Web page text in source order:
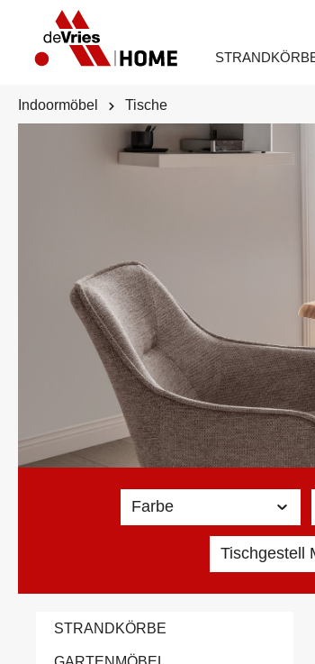
Indoormöbel Tische
Farbe
Tischgestell
STRANDKÖRBE